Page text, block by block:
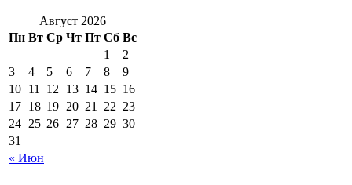
Август 2026
Пн Вт Ср Чт Пт Сб Вс
« Июн
1
2
3
4 5 6 7 8
9
10 11 12 13 14 15 16
17 18 19 20 21 22 23
24 25 26 27 28 29 30
31